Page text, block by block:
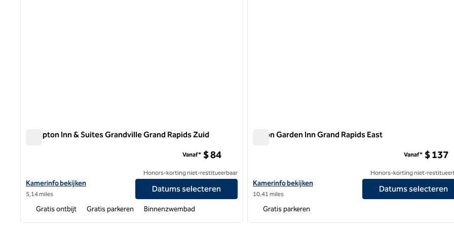
Hampton Inn & Suites Grandville Grand Rapids Zuid
Bekijk hoteldetails voor Hampton Inn & Suites Grandville Grand Rapids South
Kamerinfo bekijken
5,14 miles
Vanaf* $ 84
Honors-korting niet-restitueerbaar
Datums selecteren
Gratis ontbijt Gratis parkeren Binnenzwembad
Hilton Garden Inn Grand Rapids East
Bekijk hoteldetails voor Hilton Garden Inn Grand Rapids East
Kamerinfo bekijken
10,41 miles
Vanaf* $ 137
Honors-korting niet-
Datums selecteren
Gratis parkeren